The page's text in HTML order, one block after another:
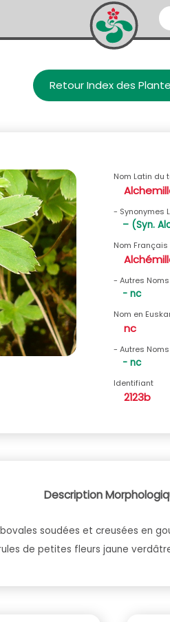
Retour Index des
Nom Latin du
- Synonymes
– (Syn.
Nom
- Autres
- nc
Nom en
nc
- Autres
- nc
Identifiant
2123b
Description
soudées et creusées en
de petites fleurs jaune